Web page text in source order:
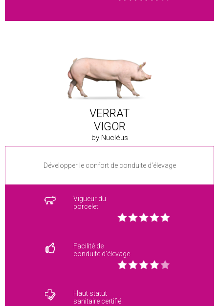
VERRAT
VIGOR
by Nucléus
Développer le confort de conduite d’élevage
Vigueur du
porcelet
Facilité de
conduite d’élevage
Haut statut
sanitaire certifié